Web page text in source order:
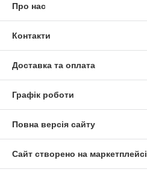
Про нас
Контакти
Доставка та оплата
Графік роботи
Повна версія сайту
Сайт створено на маркетплейсі